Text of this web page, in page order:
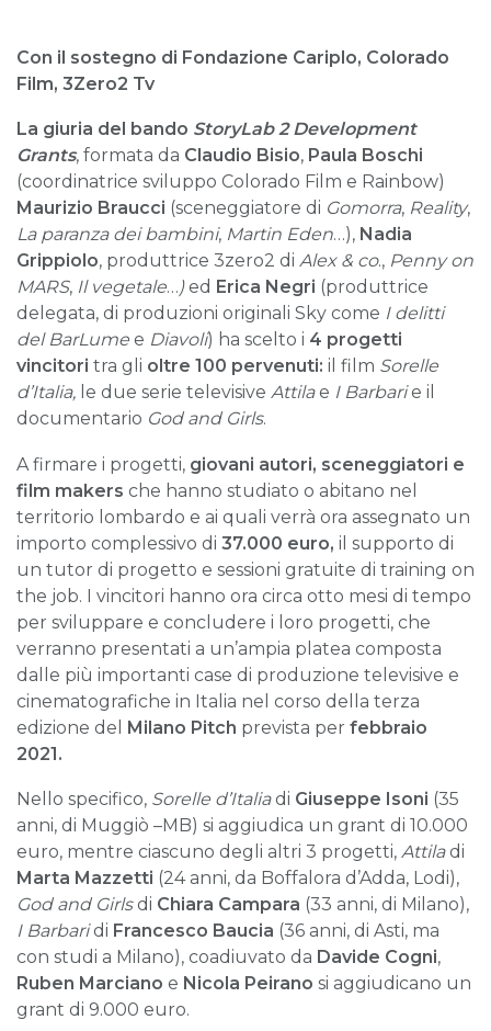
Con il sostegno di Fondazione Cariplo, Colorado
Film, 3Zero2 Tv
La giuria del bando StoryLab 2 Development
Grants, formata da Claudio Bisio, Paula Boschi
(coordinatrice sviluppo Colorado Film e Rainbow)
Maurizio Braucci (sceneggiatore di Gomorra, Reality,
La paranza dei bambini, Martin Eden…), Nadia
Grippiolo, produttrice 3zero2 di Alex & co., Penny on
MARS, Il vegetale…)ed Erica Negri (produttrice
delegata, di produzioni originali Sky come I delitti
del BarLume e Diavoli) ha scelto i 4 progetti
vincitori tra gli oltre 100 pervenuti: il film Sorelle
d’Italia, le due serie televisive Attilae I Barbarie il
documentario God and Girls.
A firmare i progetti, giovani autori, sceneggiatori e
film makers che hanno studiato o abitano nel
territorio lombardo e ai quali verrà ora assegnato un
importo complessivo di 37.000 euro, il supporto di
un tutor di progetto e sessioni gratuite di training on
the job. I vincitori hanno ora circa otto mesi di tempo
per sviluppare e concludere i loro progetti, che
verranno presentati a un’ampia platea composta
dalle più importanti case di produzione televisive e
cinematografiche in Italia nel corso della terza
edizione del Milano Pitch prevista per febbraio
2021.
Nello specifico, Sorelle d’Italiadi Giuseppe Isoni (35
anni, di Muggiò –MB) si aggiudica un grant di 10.000
euro, mentre ciascuno degli altri 3 progetti, Attiladi
Marta Mazzetti (24 anni, da Boffalora d’Adda, Lodi),
God and Girlsdi Chiara Campara (33 anni, di Milano),
I Barbaridi Francesco Baucia (36 anni, di Asti, ma
con studi a Milano), coadiuvato da Davide Cogni,
Ruben Marciano e Nicola Peirano si aggiudicano un
grant di 9.000 euro.